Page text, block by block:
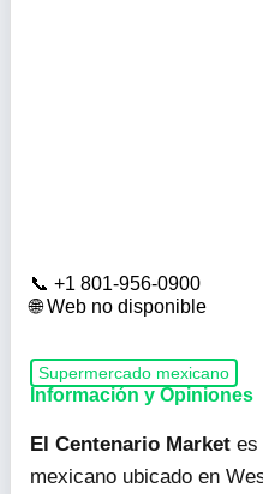
+1 801-956-0900
Web no disponible
Supermercado mexicano
Información y Opiniones
El Centenario Market es
mexicano ubicado en